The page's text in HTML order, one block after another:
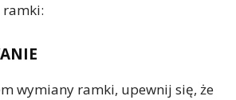
ramki:
wymiany ramki, upewnij się, że